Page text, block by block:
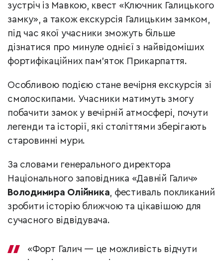
зустріч із Мавкою, квест «Ключник Галицького
замку», а також екскурсія Галицьким замком,
під час якої учасники зможуть більше
дізнатися про минуле однієї з найвідоміших
фортифікаційних пам’яток Прикарпаття.
Особливою подією стане вечірня екскурсія зі
смолоскипами. Учасники матимуть змогу
побачити замок у вечірній атмосфері, почути
легенди та історії, які століттями зберігають
старовинні мури.
За словами генерального директора
Національного заповідника «Давній Галич»
Володимира Олійника , фестиваль покликаний
зробити історію ближчою та цікавішою для
сучасного відвідувача.
«Форт Галич — це можливість відчути